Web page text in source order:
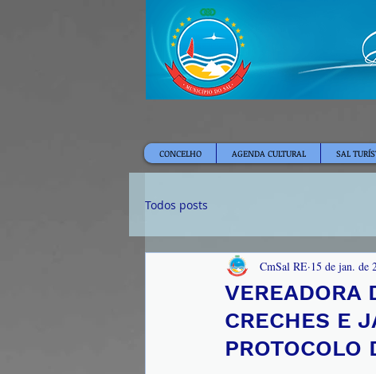
CONCELHO AGENDA CULTURAL SAL
Todos posts
VEREADORA
CRECHES E
PROTOCOLO
CmSal RE 15 de jan. de